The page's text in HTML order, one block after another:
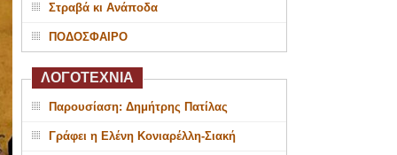
Στραβά κι Ανάποδα
ΠΟΔΟΣΦΑΙΡΟ
ΛΟΓΟΤΕΧΝΙΑ
Παρουσίαση: Δημήτρης Πατίλας
Γράφει η Ελένη Κονιαρέλλη-Σιακή